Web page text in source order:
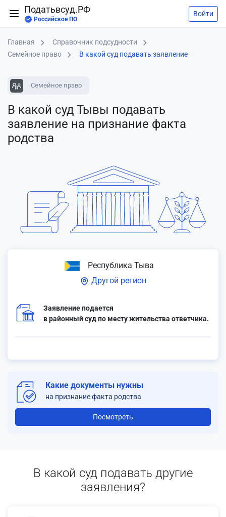
Податьвсуд.РФ
Российское ПО
Войти
Главная
Справочник подсудности
Семейное право
В какой суд подавать заявление
Семейное право
В какой суд Тывы подавать
заявление на признание факта
родства
Республика Тыва
Другой регион
Заявление подается
в районный суд по месту жительства ответчика.
Какие документы нужны
на признание факта родства
Посмотреть
В какой суд подавать другие
заявления?